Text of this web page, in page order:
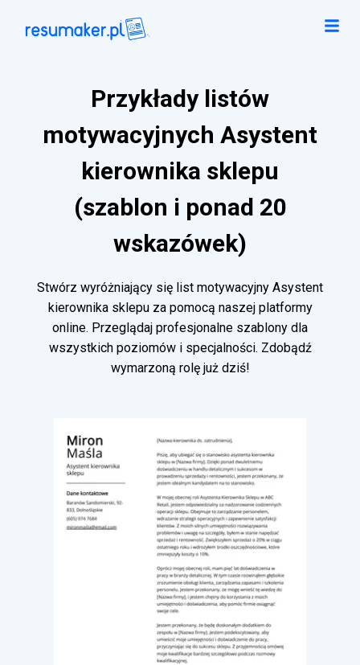
Przykłady listów
motywacyjnych Asystent
kierownika sklepu
(szablon i ponad 20
wskazówek)
Stwórz wyróżniający się list motywacyjny Asystent
kierownika sklepu za pomocą naszej platformy
online. Przeglądaj profesjonalne szablony dla
wszystkich poziomów i specjalności. Zdobądź
wymarzoną rolę już dziś!